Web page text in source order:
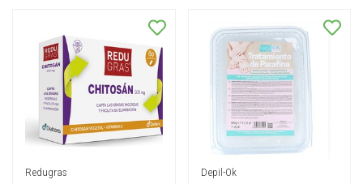
Redugras Depil-Ok